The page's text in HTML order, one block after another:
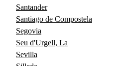
Santander
Santiago de Compostela
Segovia
Seu d'Urgell, La
Sevilla